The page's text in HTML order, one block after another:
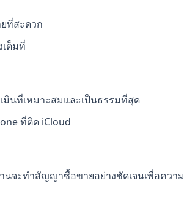
ที่สะดวก
ต็มที่
มินที่เหมาะสมและเป็นธรรมที่สุด
ที่ติด iCloud
นจะทำสัญญาซื้อขายอย่างชัดเจนเพื่อความ